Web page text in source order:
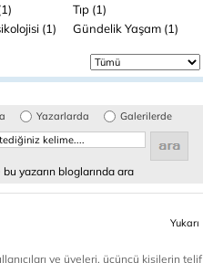
Tıp (1)
(1)
Gündelik Yaşam (1)
Yazarlarda Galerilerde
bu yazarın bloglarında ara
Yukarı
ve üyeleri, üçüncü kişilerin telif